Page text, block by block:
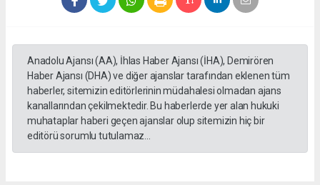
Anadolu Ajansı (AA), İhlas Haber Ajansı (İHA), Demirören
Haber Ajansı (DHA) ve diğer ajanslar tarafından eklenen tüm
haberler, sitemizin editörlerinin müdahalesi olmadan ajans
kanallarından çekilmektedir. Bu haberlerde yer alan hukuki
muhataplar haberi geçen ajanslar olup sitemizin hiç bir
editörü sorumlu tutulamaz...